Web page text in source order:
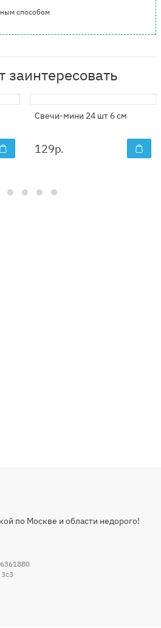
способом
заинтересовать
Свечи-мини 24 шт 6 см
129р.
по Москве и области недорого!